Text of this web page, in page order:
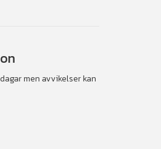
men avvikelser kan